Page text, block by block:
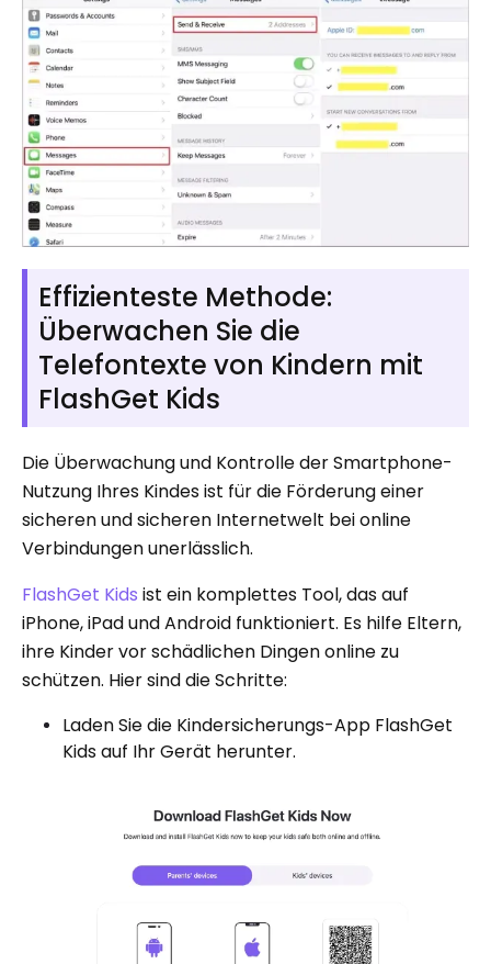
Effizienteste Methode:
Überwachen Sie die
Telefontexte von Kindern mit
FlashGet Kids
Die Überwachung und Kontrolle der Smartphone-
Nutzung Ihres Kindes ist für die Förderung einer
sicheren und sicheren Internetwelt bei online
Verbindungen unerlässlich.
FlashGet Kids ist ein komplettes Tool, das auf
iPhone, iPad und Android funktioniert. Es hilfe Eltern,
ihre Kinder vor schädlichen Dingen online zu
schützen. Hier sind die Schritte:
Laden Sie die Kindersicherungs-App FlashGet
Kids auf Ihr Gerät herunter.